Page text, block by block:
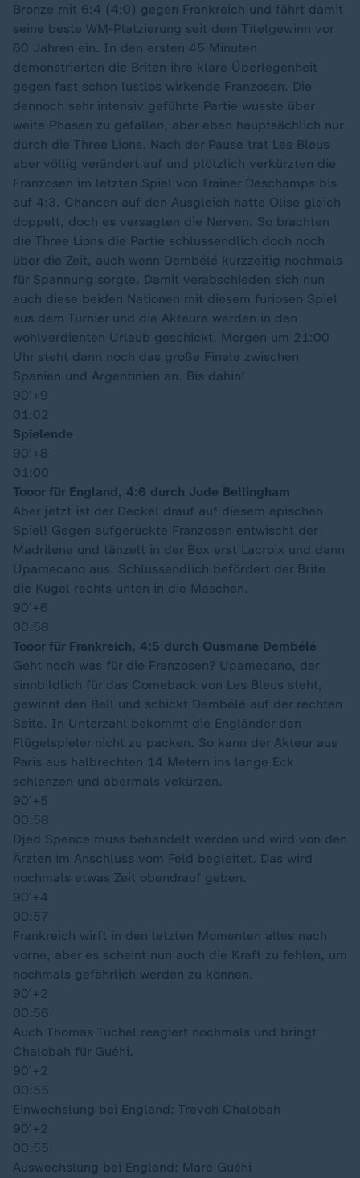
Bronze mit 6:4 (4:0) gegen Frankreich und fährt damit
seine beste WM-Platzierung seit dem Titelgewinn vor
60 Jahren ein. In den ersten 45 Minuten
demonstrierten die Briten ihre klare Überlegenheit
gegen fast schon lustlos wirkende Franzosen. Die
dennoch sehr intensiv geführte Partie wusste über
weite Phasen zu gefallen, aber eben hauptsächlich nur
durch die Three Lions. Nach der Pause trat Les Bleus
aber völlig verändert auf und plötzlich verkürzten die
Franzosen im letzten Spiel von Trainer Deschamps bis
auf 4:3. Chancen auf den Ausgleich hatte Olise gleich
doppelt, doch es versagten die Nerven. So brachten
die Three Lions die Partie schlussendlich doch noch
über die Zeit, auch wenn Dembélé kurzzeitig nochmals
für Spannung sorgte. Damit verabschieden sich nun
auch diese beiden Nationen mit diesem furiosen Spiel
aus dem Turnier und die Akteure werden in den
wohlverdienten Urlaub geschickt. Morgen um 21:00
Uhr steht dann noch das große Finale zwischen
Spanien und Argentinien an. Bis dahin!
90′ +9
01:02
Spielende
90′ +8
01:00
Tooor für England, 4:6 durch Jude Bellingham
Aber jetzt ist der Deckel drauf auf diesem epischen
Spiel! Gegen aufgerückte Franzosen entwischt der
Madrilene und tänzelt in der Box erst Lacroix und dann
Upamecano aus. Schlussendlich befördert der Brite
die Kugel rechts unten in die Maschen.
90′ +6
00:58
Tooor für Frankreich, 4:5 durch Ousmane Dembélé
Geht noch was für die Franzosen? Upamecano, der
sinnbildlich für das Comeback von Les Bleus steht,
gewinnt den Ball und schickt Dembélé auf der rechten
Seite. In Unterzahl bekommt die Engländer den
Flügelspieler nicht zu packen. So kann der Akteur aus
Paris aus halbrechten 14 Metern ins lange Eck
schlenzen und abermals vekürzen.
90′ +5
00:58
Djed Spence muss behandelt werden und wird von den
Ärzten im Anschluss vom Feld begleitet. Das wird
nochmals etwas Zeit obendrauf geben.
90′ +4
00:57
Frankreich wirft in den letzten Momenten alles nach
vorne, aber es scheint nun auch die Kraft zu fehlen, um
nochmals gefährlich werden zu können.
90′ +2
00:56
Auch Thomas Tuchel reagiert nochmals und bringt
Chalobah für Guéhi.
90′ +2
00:55
Einwechslung bei England: Trevoh Chalobah
90′ +2
00:55
Auswechslung bei England: Marc Guéhi